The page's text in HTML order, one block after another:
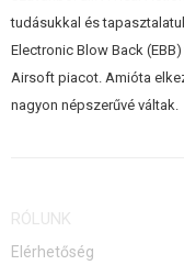
ELÉRHETŐSÉG
tudásukkal és
Electronic Blow Back
Airsoft piacot. Amióta
nagyon népszerűvé váltak.
RÓLUNK
Elérhetőség